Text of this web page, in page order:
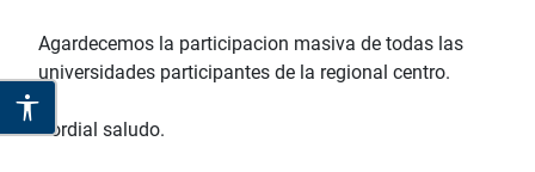
Agardecemos la participacion masiva de todas las
universidades participantes de la regional centro.
Cordial saludo.